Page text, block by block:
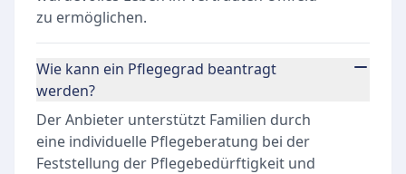
zu ermöglichen.
Wie kann ein Pflegegrad beantragt
werden?
Der Anbieter unterstützt Familien durch
eine individuelle Pflegeberatung bei der
Feststellung der Pflegebedürftigkeit und